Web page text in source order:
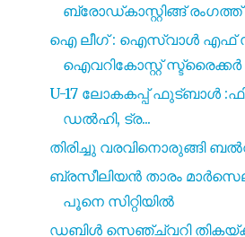
ബ്രോഡ്കാസ്റ്റിങ്ങ് രംഗത്ത്
ഐ ലീഗ് : ഐസ്വാൾ എഫ്
ഐവറികോസ്റ്റ് സ്ട്രൈക്കർ
U-17 ലോകകപ്പ് ഫുട്ബാൾ
ഡൽഹി, ട്ര...
തിരിച്ചു വരവിനൊരുങ്ങി
ബ്രസീലിയൻ താരം
പൂനെ സിറ്റിയിൽ
ഡബിൾ സെഞ്ച്വറി